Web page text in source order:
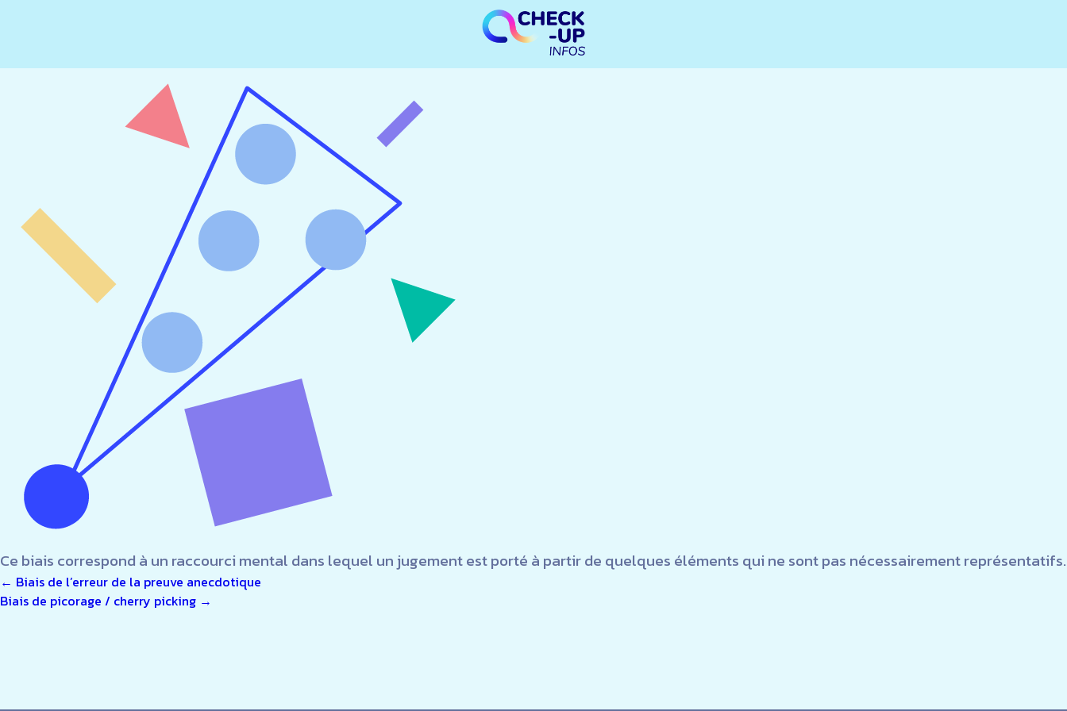
Ce biais correspond à un raccourci mental dans lequel un jugement est porté à partir de quelques éléments qui ne sont pas nécessairement représentatifs.
NAVIGATION
← Biais de l’erreur de la preuve anecdotique
Biais de picorage / cherry picking →